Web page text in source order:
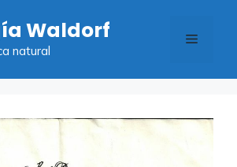
Waldorf
natural
Menú